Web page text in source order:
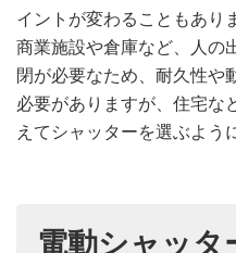
イントが変わることもあり
商業施設や倉庫など、人の
閉が必要なため、耐久性や
必要がありますが、住宅な
えてシャッターを選ぶよう
電動シャッ